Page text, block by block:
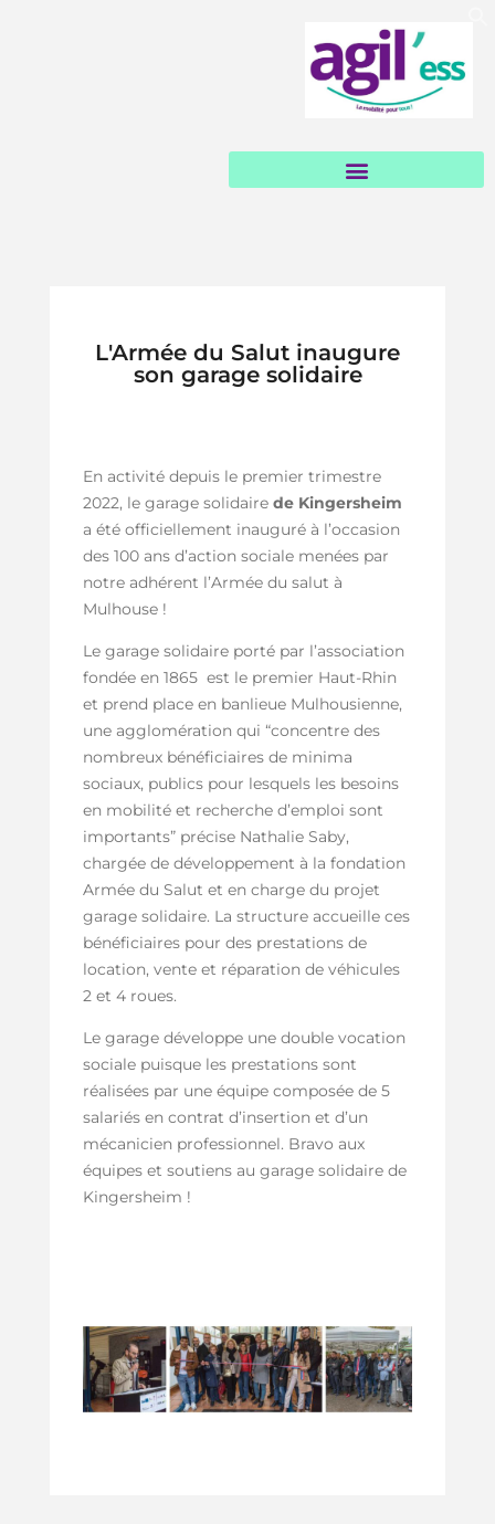
L'Armée du Salut inaugure
son garage solidaire
En activité depuis le premier trimestre
2022, le garage solidaire de Kingersheim
a été officiellement inauguré à l’occasion
des 100 ans d’action sociale menées par
notre adhérent l’Armée du salut à
Mulhouse !
Le garage solidaire porté par l’association
fondée en 1865 est le premier Haut-Rhin
et prend place en banlieue Mulhousienne,
une agglomération qui “concentre des
nombreux bénéficiaires de minima
sociaux, publics pour lesquels les besoins
en mobilité et recherche d’emploi sont
importants” précise Nathalie Saby,
chargée de développement à la fondation
Armée du Salut et en charge du projet
garage solidaire. La structure accueille ces
bénéficiaires pour des prestations de
location, vente et réparation de véhicules
2 et 4 roues.
Le garage développe une double vocation
sociale puisque les prestations sont
réalisées par une équipe composée de 5
salariés en contrat d’insertion et d’un
mécanicien professionnel. Bravo aux
équipes et soutiens au garage solidaire de
Kingersheim !